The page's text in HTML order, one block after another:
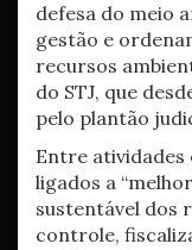
defesa do meio
gestão e
recursos
do STJ, que
pelo plantão
Entre atividades
ligados a
sustentável dos
controle,